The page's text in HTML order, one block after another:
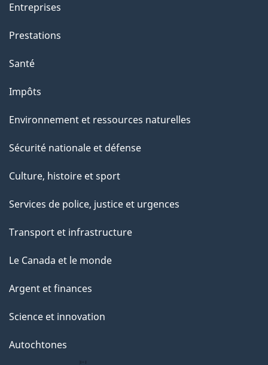
Entreprises
Prestations
Santé
Impôts
Environnement et ressources naturelles
Sécurité nationale et défense
Culture, histoire et sport
Services de police, justice et urgences
Transport et infrastructure
Le Canada et le monde
Argent et finances
Science et innovation
Autochtones